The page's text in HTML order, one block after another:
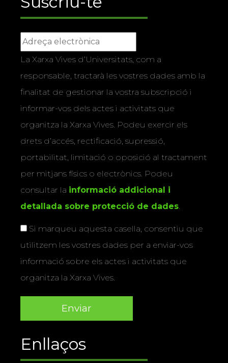
La Xarxa Vives d’Universitats, com a
responsable, tractarà les vostres dades amb la
finalitat de gestionar la vostra subscripció i
informar-vos dels actes i activitats que
organitza la Xarxa Vives. Podeu exercir els
drets d’accés, rectificació, supressió,
portabilitat, limitació o oposició al tractament
per mitjans físics o electrònics. Podeu
consultar la informació addicional i
detallada sobre protecció de dades.
Si marqueu aquesta casella, consentiu que
utilitzem les vostres dades per a enviar-vos
informació sobre els actes i activitats que
organitza la Xarxa Vives.
Enllaços